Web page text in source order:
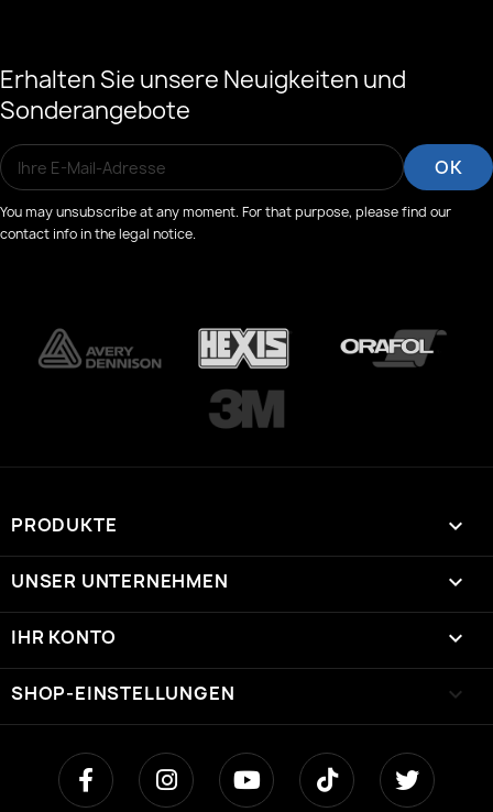
Erhalten Sie unsere Neuigkeiten und
Sonderangebote
You may unsubscribe at any moment. For that purpose, please find our
contact info in the legal notice.
PRODUKTE 
UNSER UNTERNEHMEN 
IHR KONTO 
SHOP-EINSTELLUNGEN keyboard_arrow_down